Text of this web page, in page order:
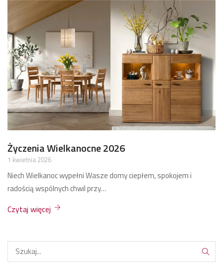
Życzenia Bożonarodzeniowe 2025
17 grudnia 2025
Zdrowych, spokojnych, rodzinnych Świąt Bożego Narodzenia przy
jednym stole.
Czytaj więcej